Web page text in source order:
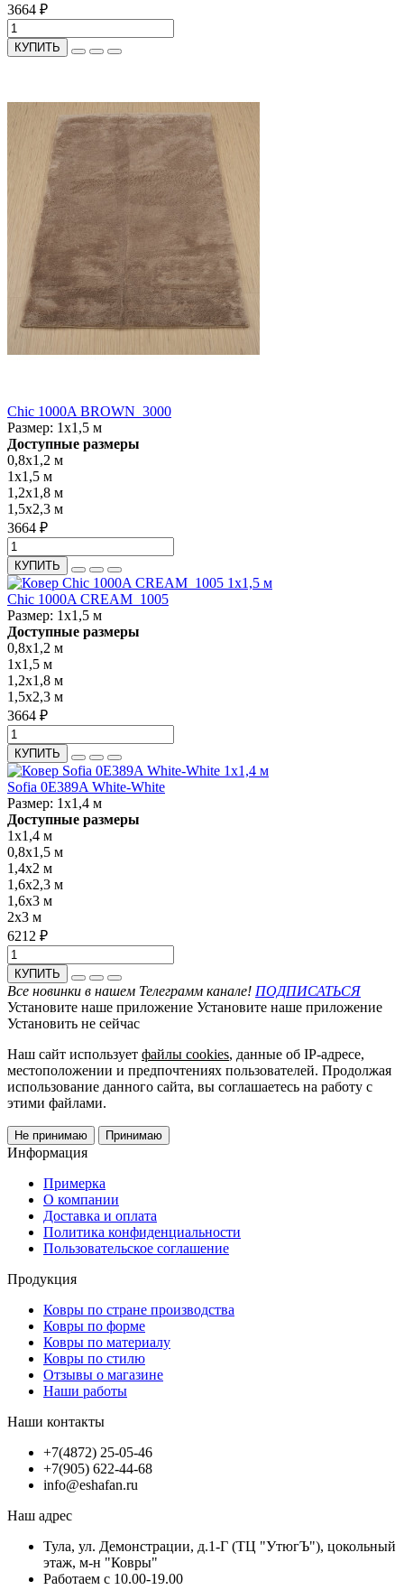
3664 ₽
КУПИТЬ
Chic 1000A BROWN_3000
Размер: 1x1,5 м
Доступные размеры
0,8x1,2 м
1x1,5 м
1,2x1,8 м
1,5x2,3 м
3664 ₽
КУПИТЬ
Chic 1000A CREAM_1005
Размер: 1x1,5 м
Доступные размеры
0,8x1,2 м
1x1,5 м
1,2x1,8 м
1,5x2,3 м
3664 ₽
КУПИТЬ
Sofia 0E389A White-White
Размер: 1x1,4 м
Доступные размеры
1x1,4 м
0,8x1,5 м
1,4x2 м
1,6x2,3 м
1,6x3 м
2x3 м
6212 ₽
КУПИТЬ
Все новинки в нашем Телеграмм канале! ПОДПИСАТЬСЯ
Установите наше приложение Установите наше приложение
Установить не сейчас
Наш сайт использует файлы cookies, данные об IP-адресе,
местоположении и предпочтениях пользователей. Продолжая
использование данного сайта, вы соглашаетесь на работу с
этими файлами.
Не принимаю Принимаю
Информация
Примерка
О компании
Доставка и оплата
Политика конфиденциальности
Пользовательское соглашение
Продукция
Ковры по стране производства
Ковры по форме
Ковры по материалу
Ковры по стилю
Отзывы о магазине
Наши работы
Наши контакты
+7(4872) 25-05-46
+7(905) 622-44-68
info@eshafan.ru
Наш адрес
Тула, ул. Демонстрации, д.1-Г (ТЦ "УтюгЪ"), цокольный
этаж, м-н "Ковры"
Работаем с 10.00-19.00